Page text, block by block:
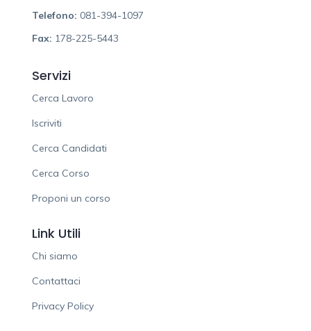
Telefono: 081-394-1097
Fax: 178-225-5443
Servizi
Cerca Lavoro
Iscriviti
Cerca Candidati
Cerca Corso
Proponi un corso
Link Utili
Chi siamo
Contattaci
Privacy Policy